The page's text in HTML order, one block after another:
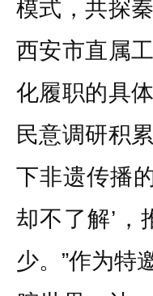
模式，共探
西安市直属
化履职的具
民意调研积
下非遗传播
却不了解’
少。”作为特